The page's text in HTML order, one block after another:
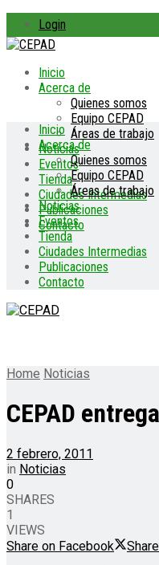
Login
Inicio
Acerca de
Quienes somos
Equipo CEPAD
Áreas de trabajo
Noticias
Eventos
Tienda
Ciudades Intermedias
Publicaciones
Contacto
Inicio
Acerca de
Quienes somos
Equipo CEPAD
Áreas de trabajo
Noticias
Eventos
Tienda
Ciudades Intermedias
Publicaciones
Contacto
Home Noticias
CEPAD
2 febrero, 2011
in Noticias
0
SHARES
1
VIEWS
Share on Facebook